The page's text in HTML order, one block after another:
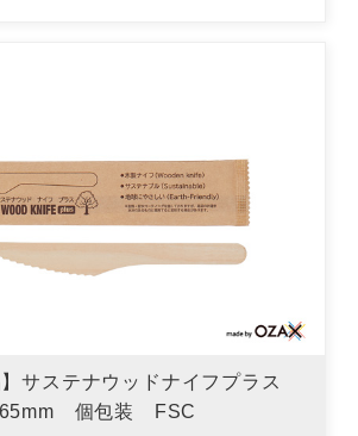
】サステナウッドナイフプラス
個包装 FSC